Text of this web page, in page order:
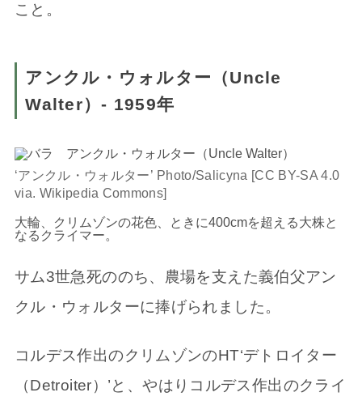
こと。
アンクル・ウォルター（Uncle
Walter）- 1959年
‘アンクル・ウォルター’ Photo/Salicyna [CC BY-SA 4.0
via. Wikipedia Commons]
大輪、クリムゾンの花色、ときに400cmを超える大株と
なるクライマー。
サム3世急死ののち、農場を支えた義伯父アン
クル・ウォルターに捧げられました。
コルデス作出のクリムゾンのHT‘デトロイター
（Detroiter）’と、やはりコルデス作出のクライ